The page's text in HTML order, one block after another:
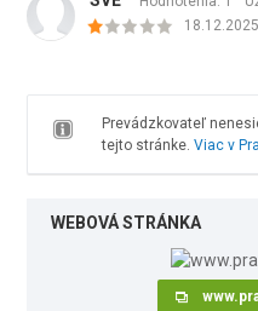
18.12.2025
Prevádzkovateľ
tejto stránke. Viac v
WEBOVÁ STRÁNKA